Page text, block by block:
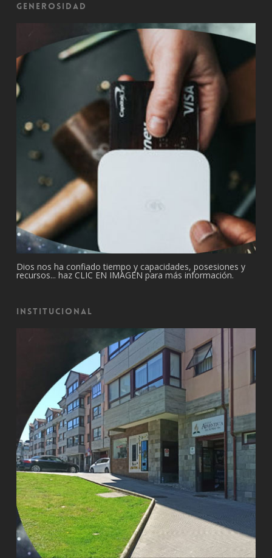
Generosidad
Dios nos ha confiado tiempo y capacidades, posesiones y
recursos... haz CLIC EN IMAGEN para más información.
Institucional